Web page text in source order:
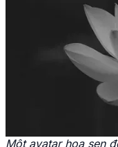
Một avatar hoa sen